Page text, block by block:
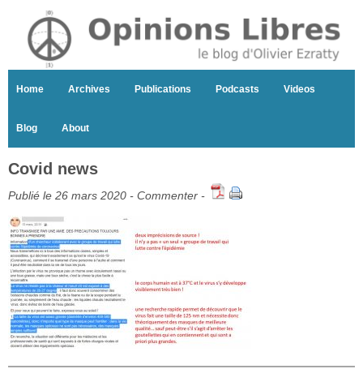
Home Archives Publications Podcasts Videos
Blog About
Covid news
Publié le 26 mars 2020 - Commenter -